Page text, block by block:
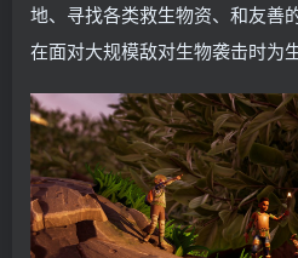
地、寻找各类救生物资、和友善
在面对大规模敌对生物袭击时为